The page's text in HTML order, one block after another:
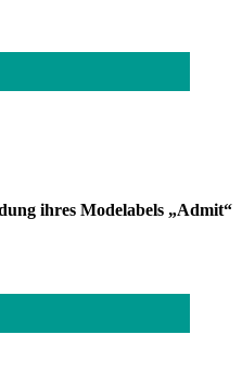
ihres Modelabels „Admit“